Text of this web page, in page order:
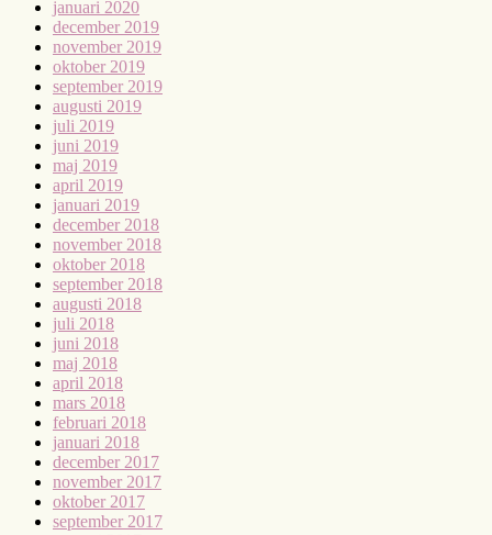
januari 2020
december 2019
november 2019
oktober 2019
september 2019
augusti 2019
juli 2019
juni 2019
maj 2019
april 2019
januari 2019
december 2018
november 2018
oktober 2018
september 2018
augusti 2018
juli 2018
juni 2018
maj 2018
april 2018
mars 2018
februari 2018
januari 2018
december 2017
november 2017
oktober 2017
september 2017